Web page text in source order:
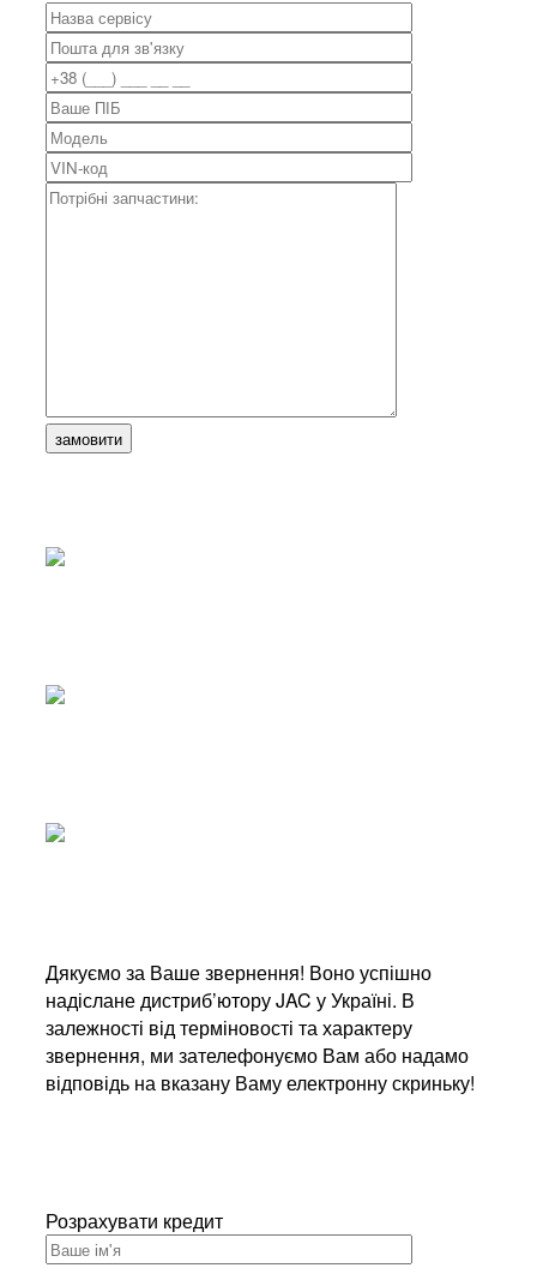
Дякуємо за Ваше звернення! Воно успішно
надіслане дистриб’ютору JAC у Україні. В
залежності від терміновості та характеру
звернення, ми зателефонуємо Вам або надамо
відповідь на вказану Ваму електронну скриньку!
Розрахувати кредит